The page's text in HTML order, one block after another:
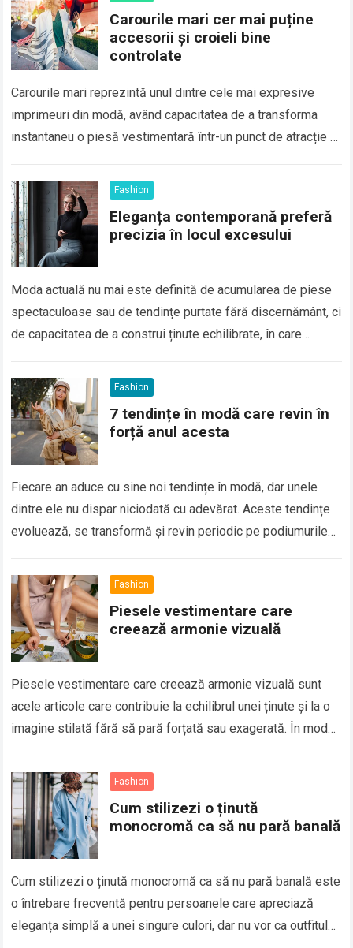
Carourile mari cer mai puține
accesorii și croieli bine
controlate
Carourile mari reprezintă unul dintre cele mai expresive
imprimeuri din modă, având capacitatea de a transforma
instantaneu o piesă vestimentară într-un punct de atracție al
Fashion
Eleganța contemporană preferă
precizia în locul excesului
Moda actuală nu mai este definită de acumularea de piese
spectaculoase sau de tendințe purtate fără discernământ, ci
de capacitatea de a construi ținute echilibrate, în care
Fashion
7 tendințe în modă care revin în
forță anul acesta
Fiecare an aduce cu sine noi tendințe în modă, dar unele
dintre ele nu dispar niciodată cu adevărat. Aceste tendințe
evoluează, se transformă și revin periodic pe podiumurile
Fashion
Piesele vestimentare care
creează armonie vizuală
Piesele vestimentare care creează armonie vizuală sunt
acele articole care contribuie la echilibrul unei ținute și la o
imagine stilată fără să pară forțată sau exagerată. În modă,
Fashion
Cum stilizezi o ținută
monocromă ca să nu pară banală
Cum stilizezi o ținută monocromă ca să nu pară banală este
o întrebare frecventă pentru persoanele care apreciază
eleganța simplă a unei singure culori, dar nu vor ca outfitul